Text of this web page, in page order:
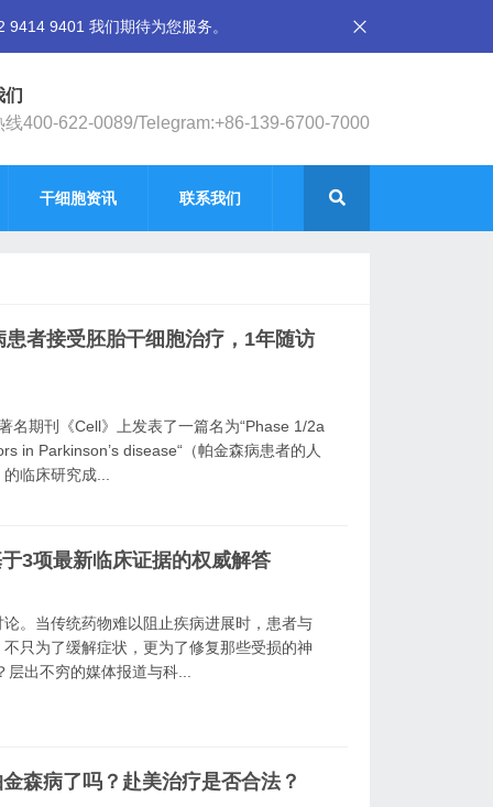
9401 我们期待为您服务。
们
线400-622-0089/Telegram:+86-139-6700-7000
干细胞资讯 联系我们
者接受胚胎干细胞治疗，1年随访
名期刊《Cell》上发表了一篇名为“Phase 1/2a
in Parkinson’s disease“（帕金森病患者的人
临床研究成...
3项最新临床证据的权威解答
。当传统药物难以阻止疾病进展时，患者与
只为了缓解症状，更为了修复那些受损的神
出不穷的媒体报道与科...
森病了吗？赴美治疗是否合法？